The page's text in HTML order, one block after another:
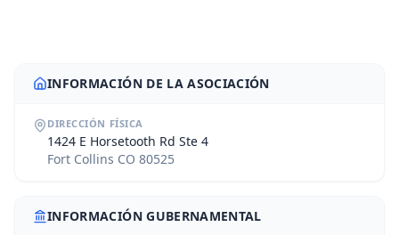
INFORMACIÓN DE LA ASOCIACIÓN
DIRECCIÓN FÍSICA
1424 E Horsetooth Rd Ste 4
Fort Collins CO 80525
INFORMACIÓN GUBERNAMENTAL